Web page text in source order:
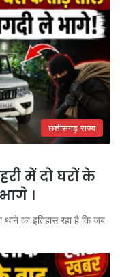
छत्तीसगढ़ राज्य
में दो घरों के
।
का इतिहास रहा है कि जब